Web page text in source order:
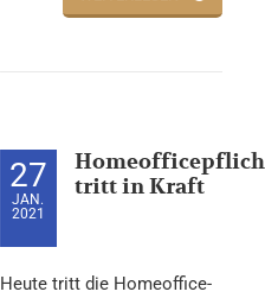
27
JAN.
2021
tritt in Kraft
Heute tritt die Homeoffice-